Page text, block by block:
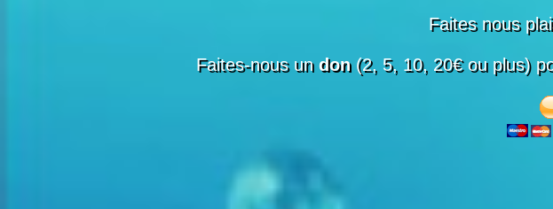
Faites nous
Faites-nous un don(2, 5, 10, 20€ ou plus)